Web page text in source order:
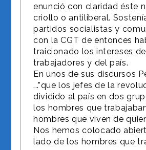
enunció con claridad éste
criollo o antiliberal.
partidos socialistas y
con la CGT de entonces
traicionado los intereses
trabajadores y del país.
En unos de sus discursos
...”que los jefes de la
dividido al país en dos
los hombres que
hombres que viven de
Nos hemos colocado
lado de los hombres que